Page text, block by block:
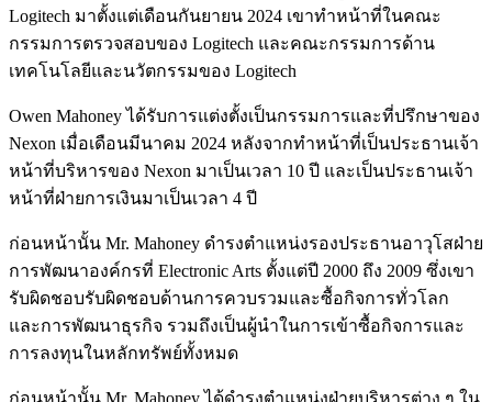
Logitech มาตั้งแต่เดือนกันยายน 2024 เขาทำหน้าที่ในคณะ
กรรมการตรวจสอบของ Logitech และคณะกรรมการด้าน
เทคโนโลยีและนวัตกรรมของ Logitech
Owen Mahoney ได้รับการแต่งตั้งเป็นกรรมการและที่ปรึกษาของ
Nexon เมื่อเดือนมีนาคม 2024 หลังจากทำหน้าที่เป็นประธานเจ้า
หน้าที่บริหารของ Nexon มาเป็นเวลา 10 ปี และเป็นประธานเจ้า
หน้าที่ฝ่ายการเงินมาเป็นเวลา 4 ปี
ก่อนหน้านั้น Mr. Mahoney ดำรงตำแหน่งรองประธานอาวุโสฝ่าย
การพัฒนาองค์กรที่ Electronic Arts ตั้งแต่ปี 2000 ถึง 2009 ซึ่งเขา
รับผิดชอบรับผิดชอบด้านการควบรวมและซื้อกิจการทั่วโลก
และการพัฒนาธุรกิจ รวมถึงเป็นผู้นำในการเข้าซื้อกิจการและ
การลงทุนในหลักทรัพย์ทั้งหมด